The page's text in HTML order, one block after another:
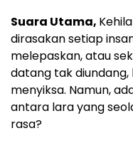
Suara Utama,
dirasakan setiap
melepaskan, atau
datang tak
menyiksa. Namun,
antara lara yang
rasa?